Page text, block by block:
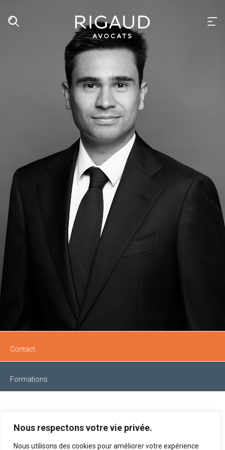
Nous respectons votre vie privée.
Nous utilisons des cookies pour améliorer votre expérience
Contact
Formations
NATHAN SHARMA
AVOCAT MANAGER